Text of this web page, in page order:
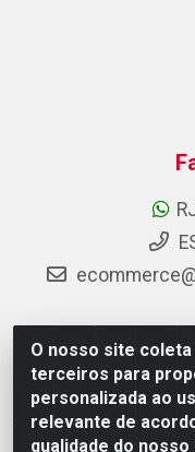
O nosso site
terceiros para
personalizada ao
relevante de
qualidade do
AC Araujo
São Cristóvão,